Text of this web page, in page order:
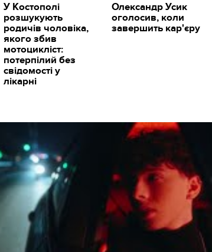
У Костополі
розшукують
родичів чоловіка,
якого збив
мотоцикліст:
потерпілий без
свідомості у
лікарні
Олександр Усик
оголосив, коли
завершить кар'єру